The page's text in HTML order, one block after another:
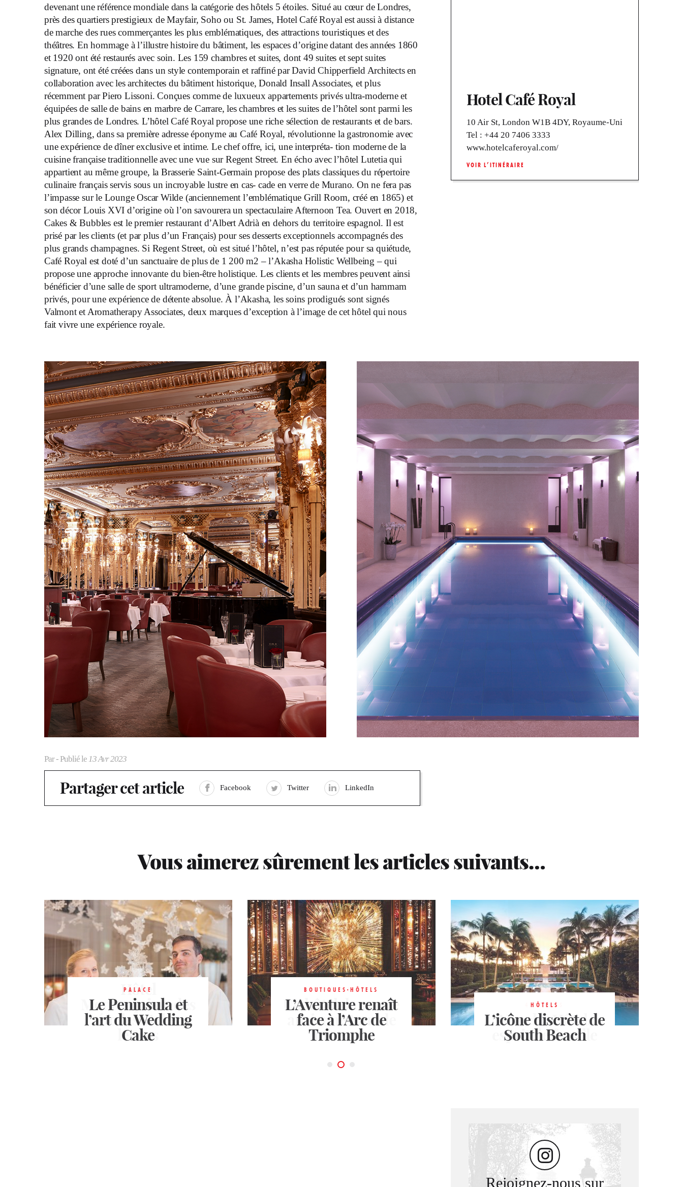
devenant une référence mondiale dans la catégorie des hôtels 5 étoiles. Situé au cœur de Londres,
près des quartiers prestigieux de Mayfair, Soho ou St. James, Hotel Café Royal est aussi à distance
de marche des rues commerçantes les plus emblématiques, des attractions touristiques et des
théâtres. En hommage à l’illustre histoire du bâtiment, les espaces d’origine datant des années 1860
et 1920 ont été restaurés avec soin. Les 159 chambres et suites, dont 49 suites et sept suites
signature, ont été créées dans un style contemporain et raffiné par David Chipperfield Architects en
collaboration avec les architectes du bâtiment historique, Donald Insall Associates, et plus
récemment par Piero Lissoni. Conçues comme de luxueux appartements privés ultra-moderne et
équipées de salle de bains en marbre de Carrare, les chambres et les suites de l’hôtel sont parmi les
plus grandes de Londres. L’hôtel Café Royal propose une riche sélection de restaurants et de bars.
Alex Dilling, dans sa première adresse éponyme au Café Royal, révolutionne la gastronomie avec
une expérience de dîner exclusive et intime. Le chef offre, ici, une interpréta- tion moderne de la
cuisine française traditionnelle avec une vue sur Regent Street. En écho avec l’hôtel Lutetia qui
appartient au même groupe, la Brasserie Saint-Germain propose des plats classiques du répertoire
culinaire français servis sous un incroyable lustre en cas- cade en verre de Murano. On ne fera pas
l’impasse sur le Lounge Oscar Wilde (anciennement l’emblématique Grill Room, créé en 1865) et
son décor Louis XVI d’origine où l’on savourera un spectaculaire Afternoon Tea. Ouvert en 2018,
Cakes & Bubbles est le premier restaurant d’Albert Adrià en dehors du territoire espagnol. Il est
prisé par les clients (et par plus d’un Français) pour ses desserts exceptionnels accompagnés des
plus grands champagnes. Si Regent Street, où est situé l’hôtel, n’est pas réputée pour sa quiétude,
Café Royal est doté d’un sanctuaire de plus de 1 200 m2 – l’Akasha Holistic Wellbeing – qui
propose une approche innovante du bien-être holistique. Les clients et les membres peuvent ainsi
bénéficier d’une salle de sport ultramoderne, d’une grande piscine, d’un sauna et d’un hammam
privés, pour une expérience de détente absolue. À l’Akasha, les soins prodigués sont signés
Valmont et Aromatherapy Associates, deux marques d’exception à l’image de cet hôtel qui nous
fait vivre une expérience royale.
Hotel Café Royal
10 Air St, London W1B 4DY, Royaume-Uni
Tel : +44 20 7406 3333
www.hotelcaferoyal.com/
VOIR L’ITINÉRAIRE
Par- Publié le 13 Avr 2023
Partager cet article Facebook Twitter LinkedIn
Vous aimerez sûrement les articles suivants…
5 ÉTOILES
Hôtel
Montesquieu, des
étoiles et des
lettres
4 ÉTOILES
Un hôtel dans une
ancienne tour de
bureaux
4 ÉTOILES
Noucha Hôtel,
esprit de famille
PALACE
Le Peninsula et
l’art du Wedding
Cake
BOUTIQUES-HÔTELS
L’Aventure renaît
face à l’Arc de
Triomphe
HÔTELS
L’icône discrète de
South Beach
4 ÉTOILES
Le Charmant, une
adresse de
charme à Saint-
Ouen
HÔTELS
Maison Monceau,
un jardin secret
5 ÉTOILES
Roche Bobois
relooke trois
suites de l’hôtel La
Maison Champs-
Élysées
Rejoignez-nous sur